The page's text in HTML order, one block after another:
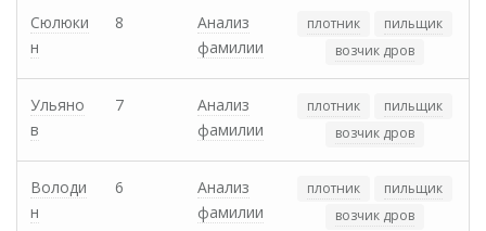
Сюлюки
н
8
Анализ
фамилии
плотник
пильщик
возчик дров
Ульяно
в
7
Анализ
фамилии
плотник
пильщик
возчик дров
Володи
н
6
Анализ
фамилии
плотник
пильщик
возчик дров